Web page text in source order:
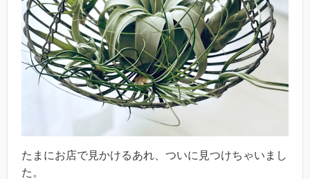
たまにお店で見かけるあれ、ついに見つけちゃいまし
た。